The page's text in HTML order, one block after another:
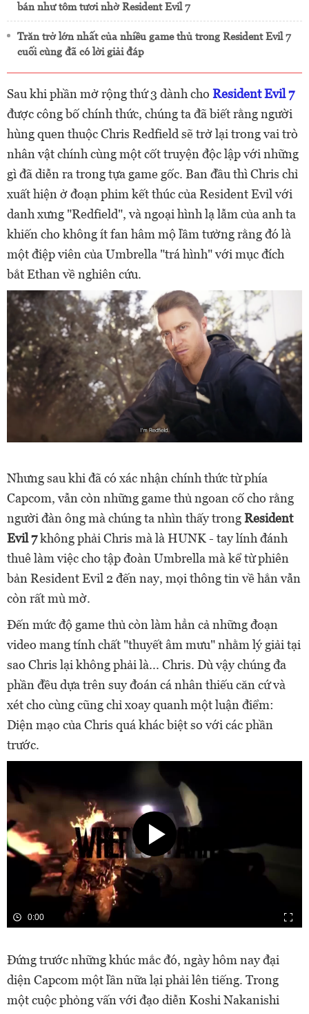
bán như tôm tươi nhờ Resident Evil 7
Trăn trở lớn nhất của nhiều game thủ trong Resident Evil 7
cuối cùng đã có lời giải đáp
Sau khi phần mở rộng thứ 3 dành cho Resident Evil 7
được công bố chính thức, chúng ta đã biết rằng người
hùng quen thuộc Chris Redfield sẽ trở lại trong vai trò
nhân vật chính cùng một cốt truyện độc lập với những
gì đã diễn ra trong tựa game gốc. Ban đầu thì Chris chỉ
xuất hiện ở đoạn phim kết thúc của Resident Evil với
danh xưng "Redfield", và ngoại hình lạ lẫm của anh ta
khiến cho không ít fan hâm mộ lầm tưởng rằng đó là
một điệp viên của Umbrella "trá hình" với mục đích
bắt Ethan về nghiên cứu.
Nhưng sau khi đã có xác nhận chính thức từ phía
Capcom, vẫn còn những game thủ ngoan cố cho rằng
người đàn ông mà chúng ta nhìn thấy trongResident
Evil 7không phải Chris mà là HUNK - tay lính đánh
thuê làm việc cho tập đoàn Umbrella mà kể từ phiên
bản Resident Evil 2 đến nay, mọi thông tin về hắn vẫn
còn rất mù mờ.
Đến mức độ game thủ còn làm hẳn cả những đoạn
video mang tính chất "thuyết âm mưu" nhằm lý giải tại
sao Chris lại không phải là... Chris. Dù vậy chúng đa
phần đều dựa trên suy đoán cá nhân thiếu căn cứ và
xét cho cùng cũng chỉ xoay quanh một luận điểm:
Diện mạo của Chris quá khác biệt so với các phần
trước.
0:00
Đứng trước những khúc mắc đó, ngày hôm nay đại
diện Capcom một lần nữa lại phải lên tiếng. Trong
một cuộc phỏng vấn với đạo diễn Koshi Nakanishi